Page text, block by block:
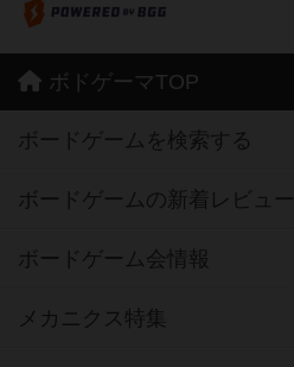
ボドゲーマTOP
ボードゲームを検索する
ボードゲームの新着レビュー
ボードゲーム会情報
メカニクス特集